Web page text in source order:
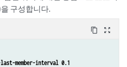
구성합니다.
content_copy zoom_out_map
member-interval 0.1